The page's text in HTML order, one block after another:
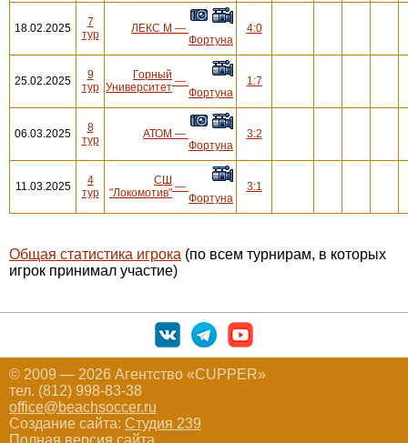
18.02.2025
7
тур
ЛЕКС М —
Фортуна
4:0
25.02.2025
9
тур
Горный
Университет —
Фортуна
1:7
06.03.2025
8
тур
АТОМ —
Фортуна
3:2
11.03.2025
4
тур
СШ
"Локомотив" —
Фортуна
3:1
Общая статистика игрока (по всем турнирам, в которых
игрок принимал участие)
© 2009 — 2026 Агентство «CUPPER»
тел. (812) 998-83-38
office@beachsoccer.ru
Создание сайта: Студия 239
Полная версия сайта